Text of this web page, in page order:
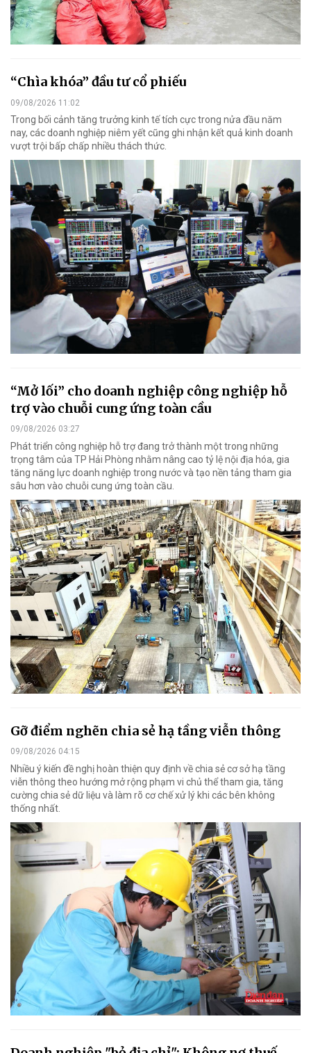
“Chìa khóa” đầu tư cổ phiếu
09/08/2026 11:02
Trong bối cảnh tăng trưởng kinh tế tích cực trong nửa đầu năm
nay, các doanh nghiệp niêm yết cũng ghi nhận kết quả kinh doanh
vượt trội bấp chấp nhiều thách thức.
“Mở lối” cho doanh nghiệp công nghiệp hỗ
trợ vào chuỗi cung ứng toàn cầu
09/08/2026 03:27
Phát triển công nghiệp hỗ trợ đang trở thành một trong những
trọng tâm của TP Hải Phòng nhằm nâng cao tỷ lệ nội địa hóa, gia
tăng năng lực doanh nghiệp trong nước và tạo nền tảng tham gia
sâu hơn vào chuỗi cung ứng toàn cầu.
Gỡ điểm nghẽn chia sẻ hạ tầng viễn thông
09/08/2026 04:15
Nhiều ý kiến đề nghị hoàn thiện quy định về chia sẻ cơ sở hạ tầng
viễn thông theo hướng mở rộng phạm vi chủ thể tham gia, tăng
cường chia sẻ dữ liệu và làm rõ cơ chế xử lý khi các bên không
thống nhất.